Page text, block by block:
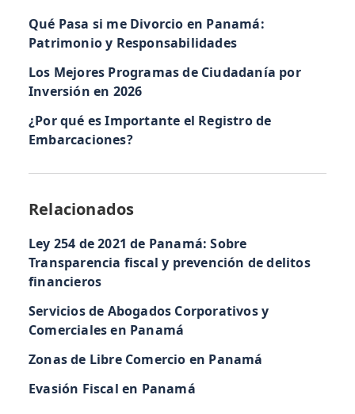
Qué Pasa si me Divorcio en Panamá:
Patrimonio y Responsabilidades
Los Mejores Programas de Ciudadanía por
Inversión en 2026
¿Por qué es Importante el Registro de
Embarcaciones?
Relacionados
Ley 254 de 2021 de Panamá: Sobre
Transparencia fiscal y prevención de delitos
financieros
Servicios de Abogados Corporativos y
Comerciales en Panamá
Zonas de Libre Comercio en Panamá
Evasión Fiscal en Panamá